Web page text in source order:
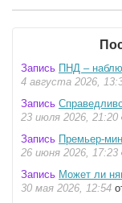
Запись ПНД –
4 августа 2026,
Запись
23 июля 2026, 21:20
Запись Премьер-
26 июня 2026, 17:23
Запись Может ли
30 мая 2026, 12:54